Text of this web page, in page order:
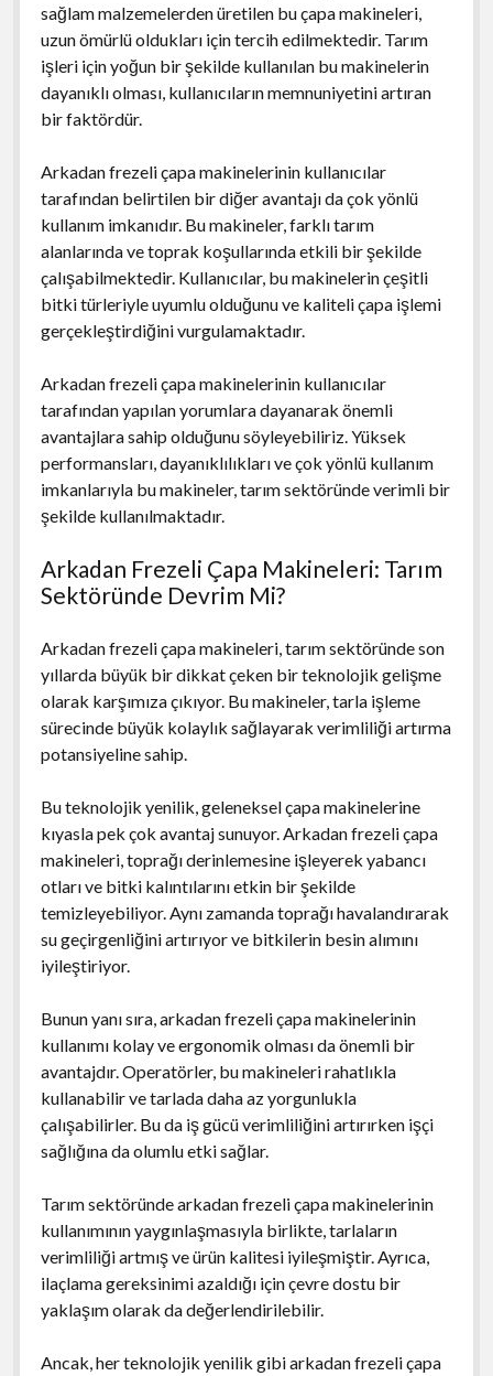
sağlam malzemelerden üretilen bu çapa makineleri,
uzun ömürlü oldukları için tercih edilmektedir. Tarım
işleri için yoğun bir şekilde kullanılan bu makinelerin
dayanıklı olması, kullanıcıların memnuniyetini artıran
bir faktördür.
Arkadan frezeli çapa makinelerinin kullanıcılar
tarafından belirtilen bir diğer avantajı da çok yönlü
kullanım imkanıdır. Bu makineler, farklı tarım
alanlarında ve toprak koşullarında etkili bir şekilde
çalışabilmektedir. Kullanıcılar, bu makinelerin çeşitli
bitki türleriyle uyumlu olduğunu ve kaliteli çapa işlemi
gerçekleştirdiğini vurgulamaktadır.
Arkadan frezeli çapa makinelerinin kullanıcılar
tarafından yapılan yorumlara dayanarak önemli
avantajlara sahip olduğunu söyleyebiliriz. Yüksek
performansları, dayanıklılıkları ve çok yönlü kullanım
imkanlarıyla bu makineler, tarım sektöründe verimli bir
şekilde kullanılmaktadır.
Arkadan Frezeli Çapa Makineleri: Tarım
Sektöründe Devrim Mi?
Arkadan frezeli çapa makineleri, tarım sektöründe son
yıllarda büyük bir dikkat çeken bir teknolojik gelişme
olarak karşımıza çıkıyor. Bu makineler, tarla işleme
sürecinde büyük kolaylık sağlayarak verimliliği artırma
potansiyeline sahip.
Bu teknolojik yenilik, geleneksel çapa makinelerine
kıyasla pek çok avantaj sunuyor. Arkadan frezeli çapa
makineleri, toprağı derinlemesine işleyerek yabancı
otları ve bitki kalıntılarını etkin bir şekilde
temizleyebiliyor. Aynı zamanda toprağı havalandırarak
su geçirgenliğini artırıyor ve bitkilerin besin alımını
iyileştiriyor.
Bunun yanı sıra, arkadan frezeli çapa makinelerinin
kullanımı kolay ve ergonomik olması da önemli bir
avantajdır. Operatörler, bu makineleri rahatlıkla
kullanabilir ve tarlada daha az yorgunlukla
çalışabilirler. Bu da iş gücü verimliliğini artırırken işçi
sağlığına da olumlu etki sağlar.
Tarım sektöründe arkadan frezeli çapa makinelerinin
kullanımının yaygınlaşmasıyla birlikte, tarlaların
verimliliği artmış ve ürün kalitesi iyileşmiştir. Ayrıca,
ilaçlama gereksinimi azaldığı için çevre dostu bir
yaklaşım olarak da değerlendirilebilir.
Ancak, her teknolojik yenilik gibi arkadan frezeli çapa